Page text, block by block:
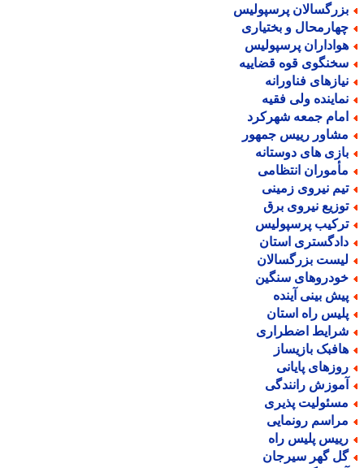
پرسپولیس
و بختیاری
پرسپولیس
قوه قضاییه
فناورانه
ولی فقیه
جمعه شهرکرد
رییس جمهور
های دوستانه
انتظامی
نیروی زمینی
نیروی برق
پرسپولیس
استان
بزرگسالان
سنگین
بینی آینده
راه استان
اضطراری
بازیساز
پایانی
رانندگی
پذیری
رونمایی
پلیس راه
گهر سیرجان